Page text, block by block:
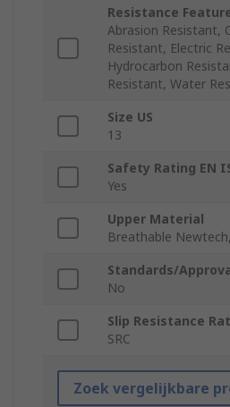
Resistance
Abrasion Resistant,
Resistant, Electric
Hydrocarbon
Resistant, Water
Size US
13
Safety Rating EN
Yes
Upper Material
Breathable
Standards/
No
Slip Resistance
SRC
Zoek vergelijkbare